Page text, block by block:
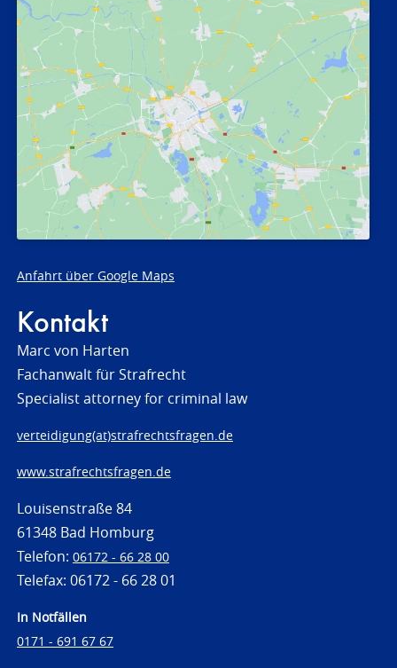
Anfahrt über Google Maps
Kontakt
Marc von Harten
Fachanwalt für Strafrecht
Specialist attorney for criminal law
verteidigung(at)strafrechtsfragen.de
www.strafrechtsfragen.de
Louisenstraße 84
61348 Bad Homburg
Telefon: 06172 - 66 28 00
Telefax: 06172 - 66 28 01
In Notfällen
0171 - 691 67 67